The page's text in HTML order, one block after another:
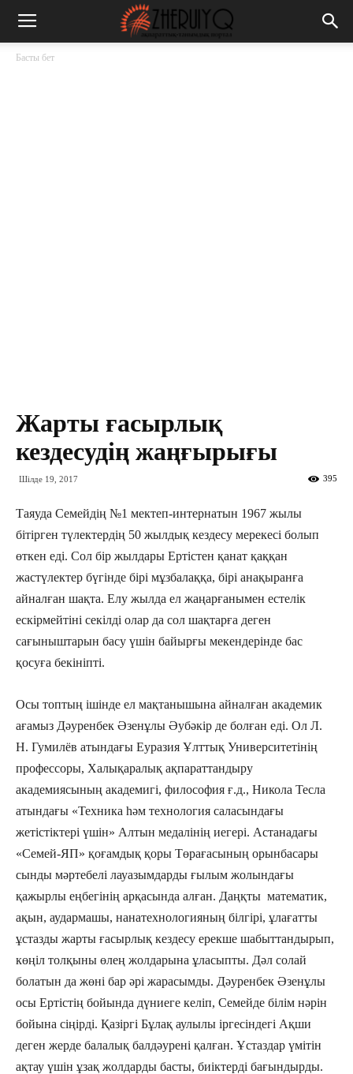
Басты бет
Жарты ғасырлық
кездесудің жаңғырығы
Шілде 19, 2017 395
Таяуда Семейдің №1 мектеп-интернатын 1967 жылы
бітірген түлектердің 50 жылдық кездесу мерекесі болып
өткен еді. Сол бір жылдары Ертістен қанат қаққан
жастүлектер бүгінде бірі мұзбалаққа, бірі анақыранға
айналған шақта. Елу жылда ел жаңарғанымен естелік
ескірмейтіні секілді олар да сол шақтарға деген
сағыныштарын басу үшін байырғы мекендерінде бас
қосуға бекініпті.
Осы топтың ішінде ел мақтанышына айналған академик
ағамыз Дәуренбек Әзенұлы Әубәкір де болған еді. Ол Л.
Н. Гумилёв атындағы Еуразия Ұлттық Университетінің
профессоры, Халықаралық ақпараттандыру
академиясының академигі, философия ғ.д., Никола Тесла
атындағы «Техника һәм технология саласындағы
жетістіктері үшін» Алтын медалінің иегері. Астанадағы
«Семей-ЯП» қоғамдық қоры Төрағасының орынбасары
сынды мәртебелі лауазымдарды ғылым жолындағы
қажырлы еңбегінің арқасында алған. Даңқты математик,
ақын, аудармашы, нанатехнологияның білгірі, ұлағатты
ұстазды жарты ғасырлық кездесу ерекше шабыттандырып,
көңіл толқыны өлең жолдарына ұласыпты. Дәл солай
болатын да жөні бар әрі жарасымды. Дәуренбек Әзенұлы
осы Ертістің бойында дүниеге келіп, Семейде білім нәрін
бойына сіңірді. Қазіргі Бұлақ аулылы іргесіндегі Ақши
деген жерде балалық балдәурені қалған. Ұстаздар үмітін
ақтау үшін ұзақ жолдарды басты, биіктерді бағындырды.